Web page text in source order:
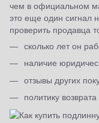
чем в официальном
это еще один сигнал
проверить продавца
сколько лет он
наличие
отзывы других
политику